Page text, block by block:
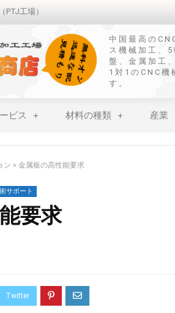
PTJ工場）
中国最高の
ス機械加工、
盤、金属加工
1対1のCNC機
す。
ビス 材料の種類 産業
ン » 金属板の高性能要求
サポート
要求